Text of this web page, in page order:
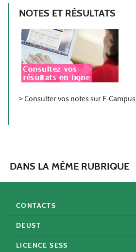
NOTES ET RÉSULTATS
> Consulter vos notes sur E-Campus
DANS LA MÊME RUBRIQUE
CONTACTS
DEUST
LICENCE SESS